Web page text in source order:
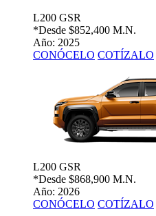
L200 GSR
*Desde $852,400 M.N.
Año: 2025
CONÓCELO COTÍZALO
L200 GSR
*Desde $868,900 M.N.
Año: 2026
CONÓCELO COTÍZALO